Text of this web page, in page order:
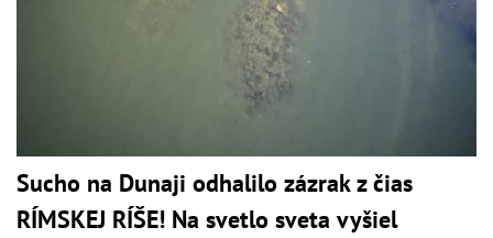
Sucho na Dunaji odhalilo zázrak z čias
RÍMSKEJ RÍŠE! Na svetlo sveta vyšiel